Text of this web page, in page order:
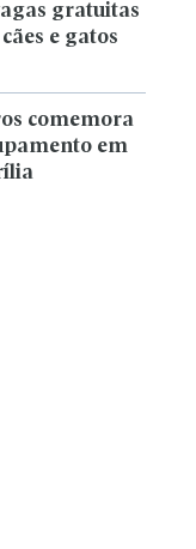
gratuitas
e gatos
comemora
em